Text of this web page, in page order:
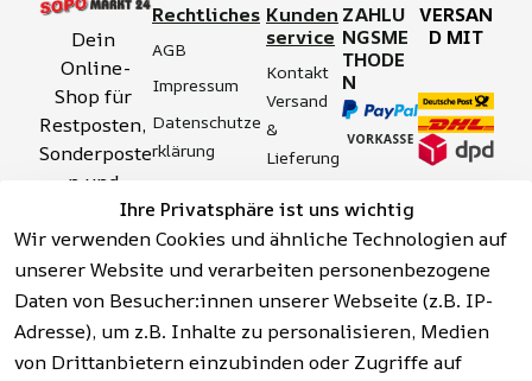
Ihre Privatsphäre ist uns wichtig
Wir verwenden Cookies und ähnliche Technologien auf
unserer Website und verarbeiten personenbezogene
Daten von Besucher:innen unserer Webseite (z.B. IP-
Adresse), um z.B. Inhalte zu personalisieren, Medien
von Drittanbietern einzubinden oder Zugriffe auf
Dein
Online-
Shop für
Restposten,
Sonderposte
n und
Aktionsartik
el rund um
Werkzeuge,
Garten,
Haushalt
und mehr.
Rechtliches
AGB
Impressum
Datenschutze
rklärung
tserklärung
Widerrufsrech
t
Hinweise zur
Batterieentso
rgung
Kunden
service
Kontakt
Versand
&
Lieferung
&
Sicherhei
t
Häufige
Fragen
(FAQ)
ZAHLU
NGSME
THODE
N
VERSAN
D MIT